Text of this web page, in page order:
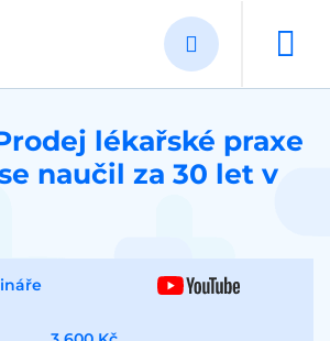
lékařské praxe
naučil za 30 let v